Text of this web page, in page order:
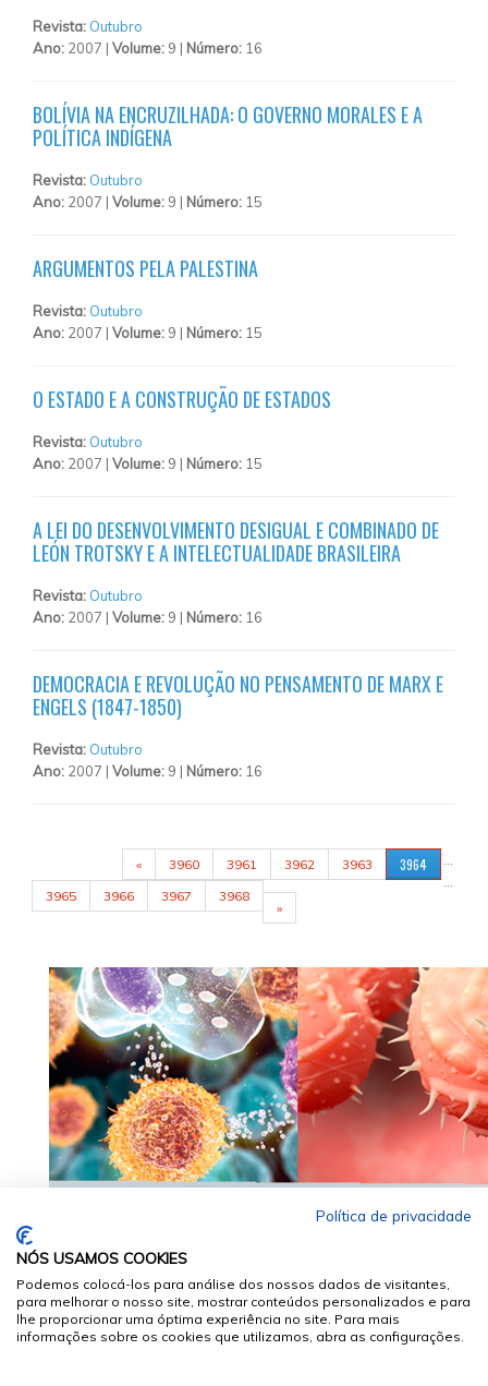
Revista: Outubro
Ano: 2007 | Volume: 9 | Número: 16
BOLÍVIA NA ENCRUZILHADA: O GOVERNO MORALES E A
POLÍTICA INDÍGENA
Revista: Outubro
Ano: 2007 | Volume: 9 | Número: 15
ARGUMENTOS PELA PALESTINA
Revista: Outubro
Ano: 2007 | Volume: 9 | Número: 15
O ESTADO E A CONSTRUÇÃO DE ESTADOS
Revista: Outubro
Ano: 2007 | Volume: 9 | Número: 15
A LEI DO DESENVOLVIMENTO DESIGUAL E COMBINADO DE
LEÓN TROTSKY E A INTELECTUALIDADE BRASILEIRA
Revista: Outubro
Ano: 2007 | Volume: 9 | Número: 16
DEMOCRACIA E REVOLUÇÃO NO PENSAMENTO DE MARX E
ENGELS (1847-1850)
Revista: Outubro
Ano: 2007 | Volume: 9 | Número: 16
« …
3960 3961 3962 3963 3964
3965 3966 3967 3968
…
»
Política de privacidade
NÓS USAMOS COOKIES
Podemos colocá-los para análise dos nossos dados de visitantes,
para melhorar o nosso site, mostrar conteúdos personalizados e para
lhe proporcionar uma óptima experiência no site. Para mais
informações sobre os cookies que utilizamos, abra as configurações.